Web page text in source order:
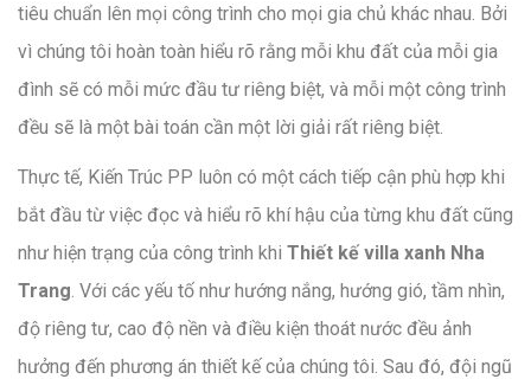
tiêu chuẩn lên mọi công trình cho mọi gia chủ khác nhau. Bởi
vì chúng tôi hoàn toàn hiểu rõ rằng mỗi khu đất của mỗi gia
đình sẽ có mỗi mức đầu tư riêng biệt, và mỗi một công trình
đều sẽ là một bài toán cần một lời giải rất riêng biệt.
Thực tế, Kiến Trúc PP luôn có một cách tiếp cận phù hợp khi
bắt đầu từ việc đọc và hiểu rõ khí hậu của từng khu đất cũng
như hiện trạng của công trình khi Thiết kế villa xanh Nha
Trang . Với các yếu tố như hướng nắng, hướng gió, tầm nhìn,
độ riêng tư, cao độ nền và điều kiện thoát nước đều ảnh
hưởng đến phương án thiết kế của chúng tôi. Sau đó, đội ngũ